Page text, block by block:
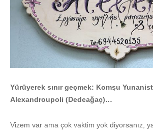
Yürüyerek sınır geçmek: Komşu
Alexandroupoli (Dedeağaç)…
Vizem var ama çok vaktim yok diyorsanız,